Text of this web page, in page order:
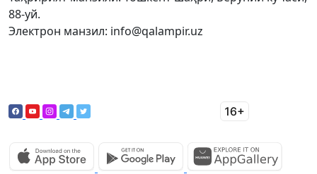
88-уй.
Электрон манзил: info@qalampir.uz